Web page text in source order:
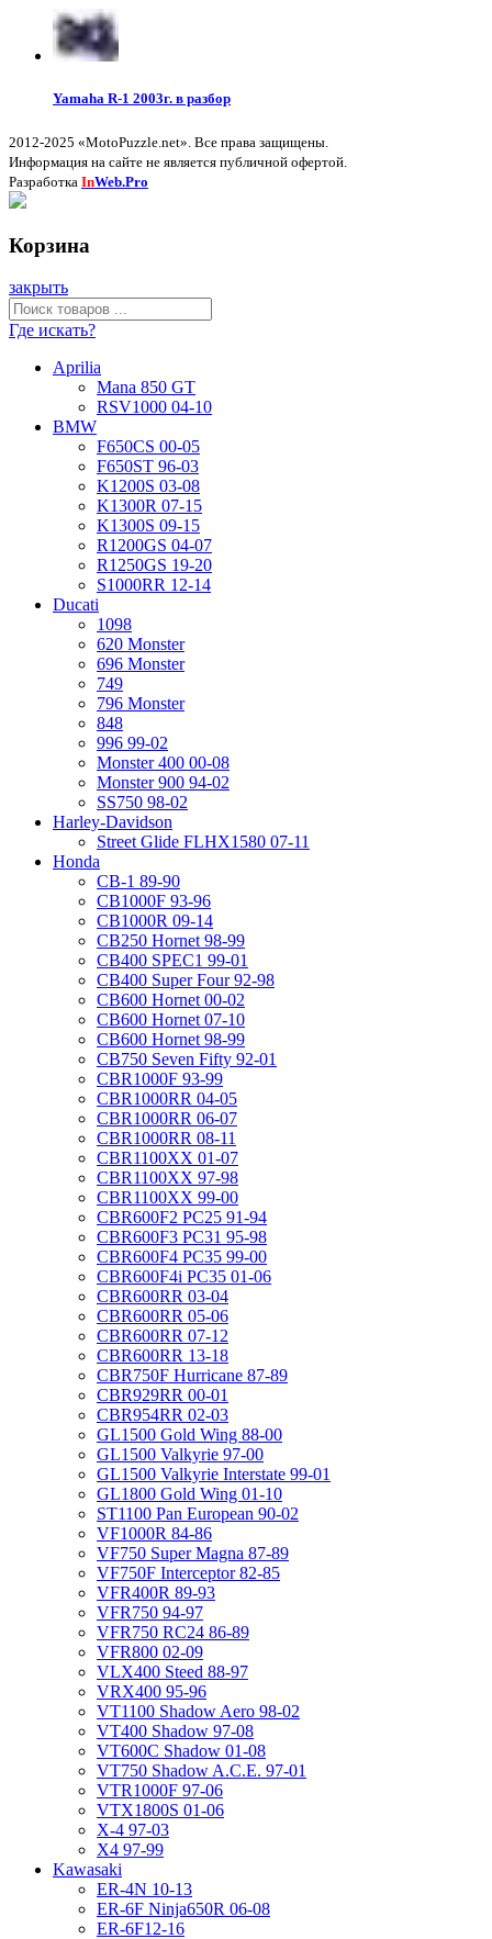
Yamaha R-1 2003г. в разбор
2012-2025 «MotoPuzzle.net». Все права защищены.
Информация на сайте не является публичной офертой.
Разработка InWeb.Pro
Корзина
закрыть
Где искать?
Aprilia
Mana 850 GT
RSV1000 04-10
BMW
F650CS 00-05
F650ST 96-03
K1200S 03-08
K1300R 07-15
K1300S 09-15
R1200GS 04-07
R1250GS 19-20
S1000RR 12-14
Ducati
1098
620 Monster
696 Monster
749
796 Monster
848
996 99-02
Monster 400 00-08
Monster 900 94-02
SS750 98-02
Harley-Davidson
Street Glide FLHX1580 07-11
Honda
CB-1 89-90
CB1000F 93-96
CB1000R 09-14
CB250 Hornet 98-99
CB400 SPEC1 99-01
CB400 Super Four 92-98
CB600 Hornet 00-02
CB600 Hornet 07-10
CB600 Hornet 98-99
CB750 Seven Fifty 92-01
CBR1000F 93-99
CBR1000RR 04-05
CBR1000RR 06-07
CBR1000RR 08-11
CBR1100XX 01-07
CBR1100XX 97-98
CBR1100XX 99-00
CBR600F2 PC25 91-94
CBR600F3 PC31 95-98
CBR600F4 PC35 99-00
CBR600F4i PC35 01-06
CBR600RR 03-04
CBR600RR 05-06
CBR600RR 07-12
CBR600RR 13-18
CBR750F Hurricane 87-89
CBR929RR 00-01
CBR954RR 02-03
GL1500 Gold Wing 88-00
GL1500 Valkyrie 97-00
GL1500 Valkyrie Interstate 99-01
GL1800 Gold Wing 01-10
ST1100 Pan European 90-02
VF1000R 84-86
VF750 Super Magna 87-89
VF750F Interceptor 82-85
VFR400R 89-93
VFR750 94-97
VFR750 RC24 86-89
VFR800 02-09
VLX400 Steed 88-97
VRX400 95-96
VT1100 Shadow Aero 98-02
VT400 Shadow 97-08
VT600C Shadow 01-08
VT750 Shadow A.C.E. 97-01
VTR1000F 97-06
VTX1800S 01-06
X-4 97-03
X4 97-99
Kawasaki
ER-4N 10-13
ER-6F Ninja650R 06-08
ER-6F12-16